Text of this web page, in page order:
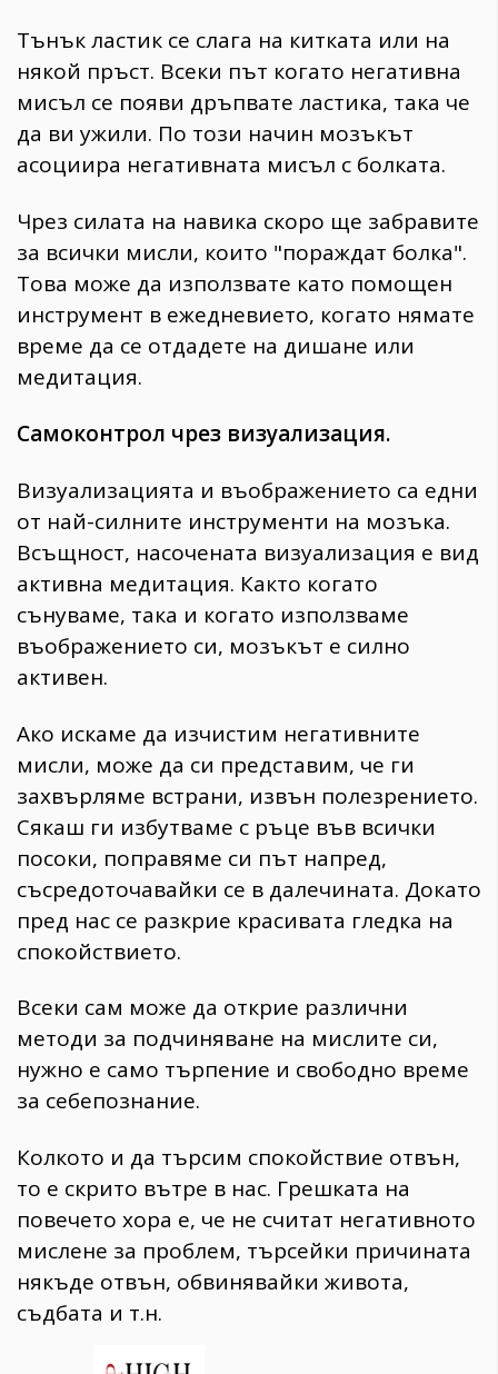
Тънък ластик се слага на китката или на
някой пръст. Всеки път когато негативна
мисъл се появи дръпвате ластика, така че
да ви ужили. По този начин мозъкът
асоциира негативната мисъл с болката.
Чрез силата на навика скоро ще забравите
за всички мисли, които "пораждат болка".
Това може да използвате като помощен
инструмент в ежедневието, когато нямате
време да се отдадете на дишане или
медитация.
Самоконтрол чрез визуализация.
Визуализацията и въображението са едни
от най-силните инструменти на мозъка.
Всъщност, насочената визуализация е вид
активна медитация. Както когато
сънуваме, така и когато използваме
въображението си, мозъкът е силно
активен.
Ако искаме да изчистим негативните
мисли, може да си представим, че ги
захвърляме встрани, извън полезрението.
Сякаш ги избутваме с ръце във всички
посоки, поправяме си път напред,
съсредоточавайки се в далечината. Докато
пред нас се разкрие красивата гледка на
спокойствието.
Всеки сам може да открие различни
методи за подчиняване на мислите си,
нужно е само търпение и свободно време
за себепознание.
Колкото и да търсим спокойствие отвън,
то е скрито вътре в нас. Грешката на
повечето хора е, че не считат негативното
мислене за проблем, търсейки причината
някъде отвън, обвинявайки живота,
съдбата и т.н.